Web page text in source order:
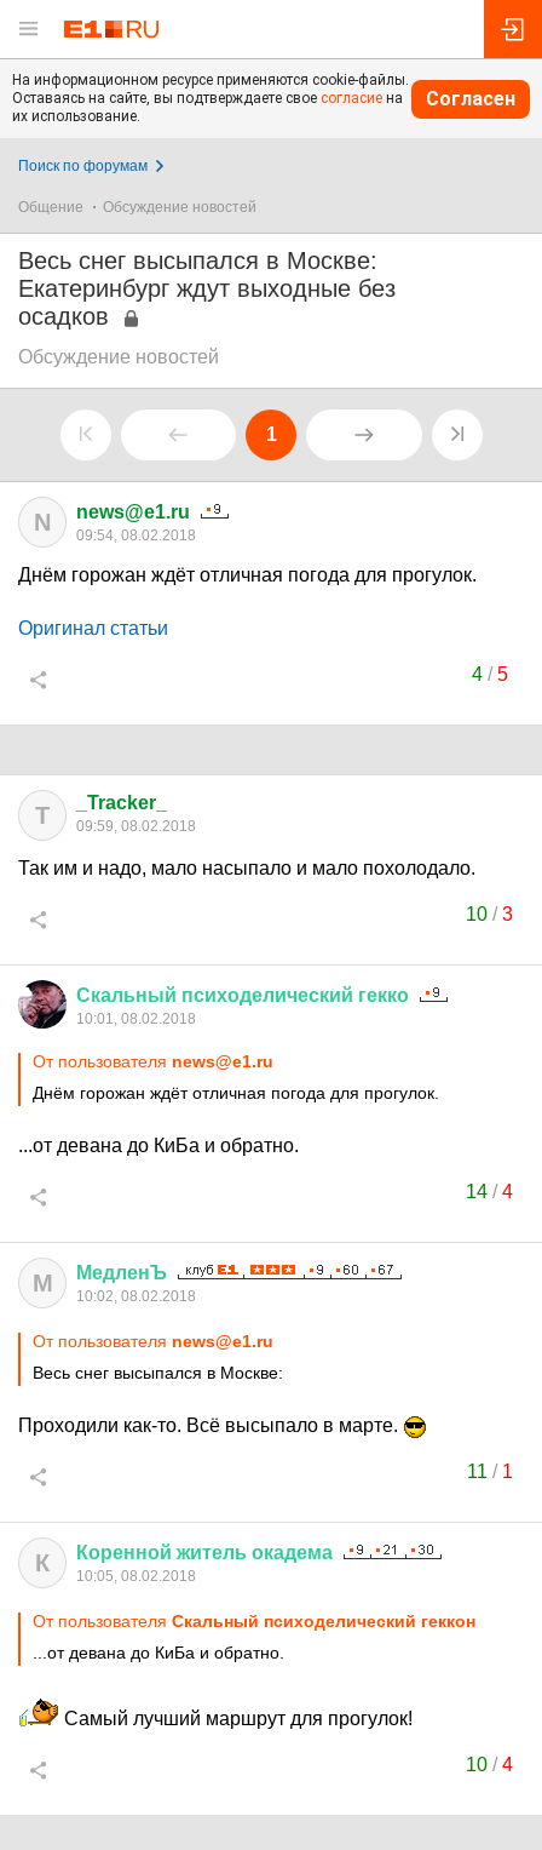
На информационном ресурсе применяются cookie-файлы.
Оставаясь на сайте, вы подтверждаете свое согласие на
их использование.
Согласен
Поиск по форумам
Общение Обсуждение новостей
Весь снег высыпался в Москве:
Екатеринбург ждут выходные без
осадков
Обсуждение новостей
1
N news@e1.ru
09:54, 08.02.2018
Днём горожан ждёт отличная погода для прогулок.
Оригинал статьи
4/5
T _Tracker_
09:59, 08.02.2018
Так им и надо, мало насыпало и мало похолодало.
10 /3
Скальный психоделический гекко
10:01, 08.02.2018
От пользователя news@e1.ru
Днём горожан ждёт отличная погода для прогулок.
...от девана до КиБа и обратно.
14 /4
М МедленЪ
10:02, 08.02.2018
От пользователя news@e1.ru
Весь снег высыпался в Москве:
Проходили как-то. Всё высыпало в марте.
11 / 1
К Коренной житель окадема
10:05, 08.02.2018
От пользователя Скальный психоделический геккон
...от девана до КиБа и обратно.
Самый лучший маршрут для прогулок!
10 /4